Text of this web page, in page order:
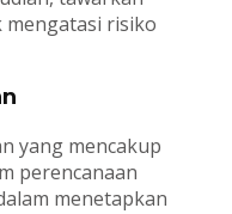
risiko
yang mencakup
perencanaan
menetapkan